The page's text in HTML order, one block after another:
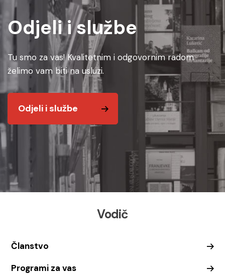
Odjeli i službe
Tu smo za vas! Kvalitetnim i odgovornim radom
želimo vam biti na usluzi.
Odjeli i službe
Vodič
Članstvo
Programi za vas